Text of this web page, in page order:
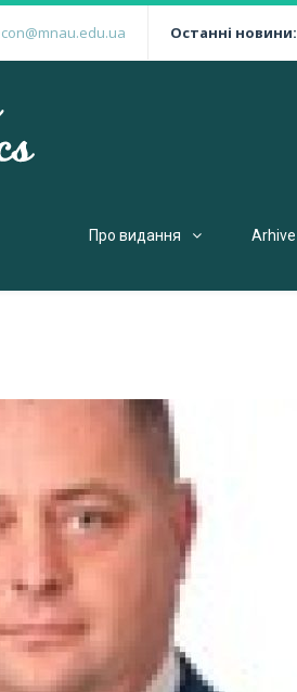
Останні новини:
Про видання Arhive